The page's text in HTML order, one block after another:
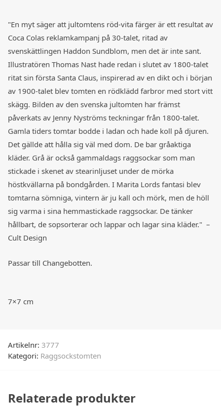
"En myt säger att jultomtens röd-vita färger är ett resultat av
Coca Colas reklamkampanj på 30-talet, ritad av
svenskättlingen Haddon Sundblom, men det är inte sant.
Illustratören Thomas Nast hade redan i slutet av 1800-talet
ritat sin första Santa Claus, inspirerad av en dikt och i början
av 1900-talet blev tomten en rödklädd farbror med stort vitt
skägg. Bilden av den svenska jultomten har främst
påverkats av Jenny Nyströms teckningar från 1800-talet.
Gamla tiders tomtar bodde i ladan och hade koll på djuren.
Det gällde att hålla sig väl med dom. De bar gråaktiga
kläder. Grå är också gammaldags raggsockar som man
stickade i skenet av stearinljuset under de mörka
höstkvällarna på bondgården. I Marita Lords fantasi blev
tomtarna sömniga, vintern är ju kall och mörk, men de höll
sig varma i sina hemmastickade raggsockar. De tänker
hållbart, de sopsorterar och lappar och lagar sina kläder." –
Cult Design
Passar till Changebotten.
7×7 cm
Artikelnr: 3777
Kategori: Raggsockstomten
Relaterade produkter